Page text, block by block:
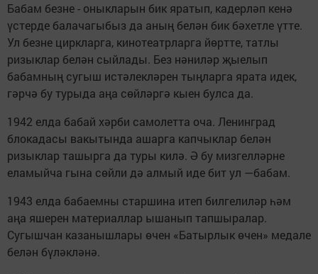
Бабам безне - оныкларын бик яратып, кадерләп кенә
үстерде балачагыбыз да аның белән бик бәхетле үтте.
Ул безне циркларга, кинотеатрларга йөртте, татлы
ризыклар белән сыйлады. Без нәниләр җыелып
бабамның сугыш истәлекләрен тыңларга ярата идек,
гәрчә бу турыда аңа сөйләргә кыен булса да.
1942 елда бабай хәрби самолетта оча. Ленинград
блокадасы вакытында ашарга капчыклар белән
ризыклар ташырга да туры килә. Ә бу мизгелләрне
еламыйча гына сөйли дә алмый иде бит ул —бабам.
1943 елда бабаемны старшина итеп билгелиләр һәм
аңа яшерен материаллар ышанып тапшыралар.
Сугышчан казанышлары өчен «Батырлык өчен» медале
белән бүләкләнә.